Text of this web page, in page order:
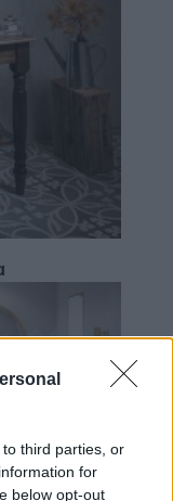
third parties, or
for
below opt-out